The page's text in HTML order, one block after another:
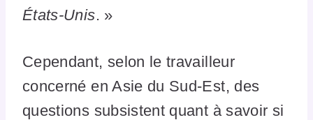
États-Unis. »
Cependant, selon le travailleur
concerné en Asie du Sud-Est, des
questions subsistent quant à savoir si